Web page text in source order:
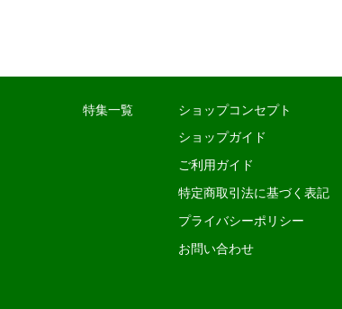
特集一覧
ショップコンセプト
ショップガイド
ご利用ガイド
特定商取引法に基づく表記
プライバシーポリシー
お問い合わせ